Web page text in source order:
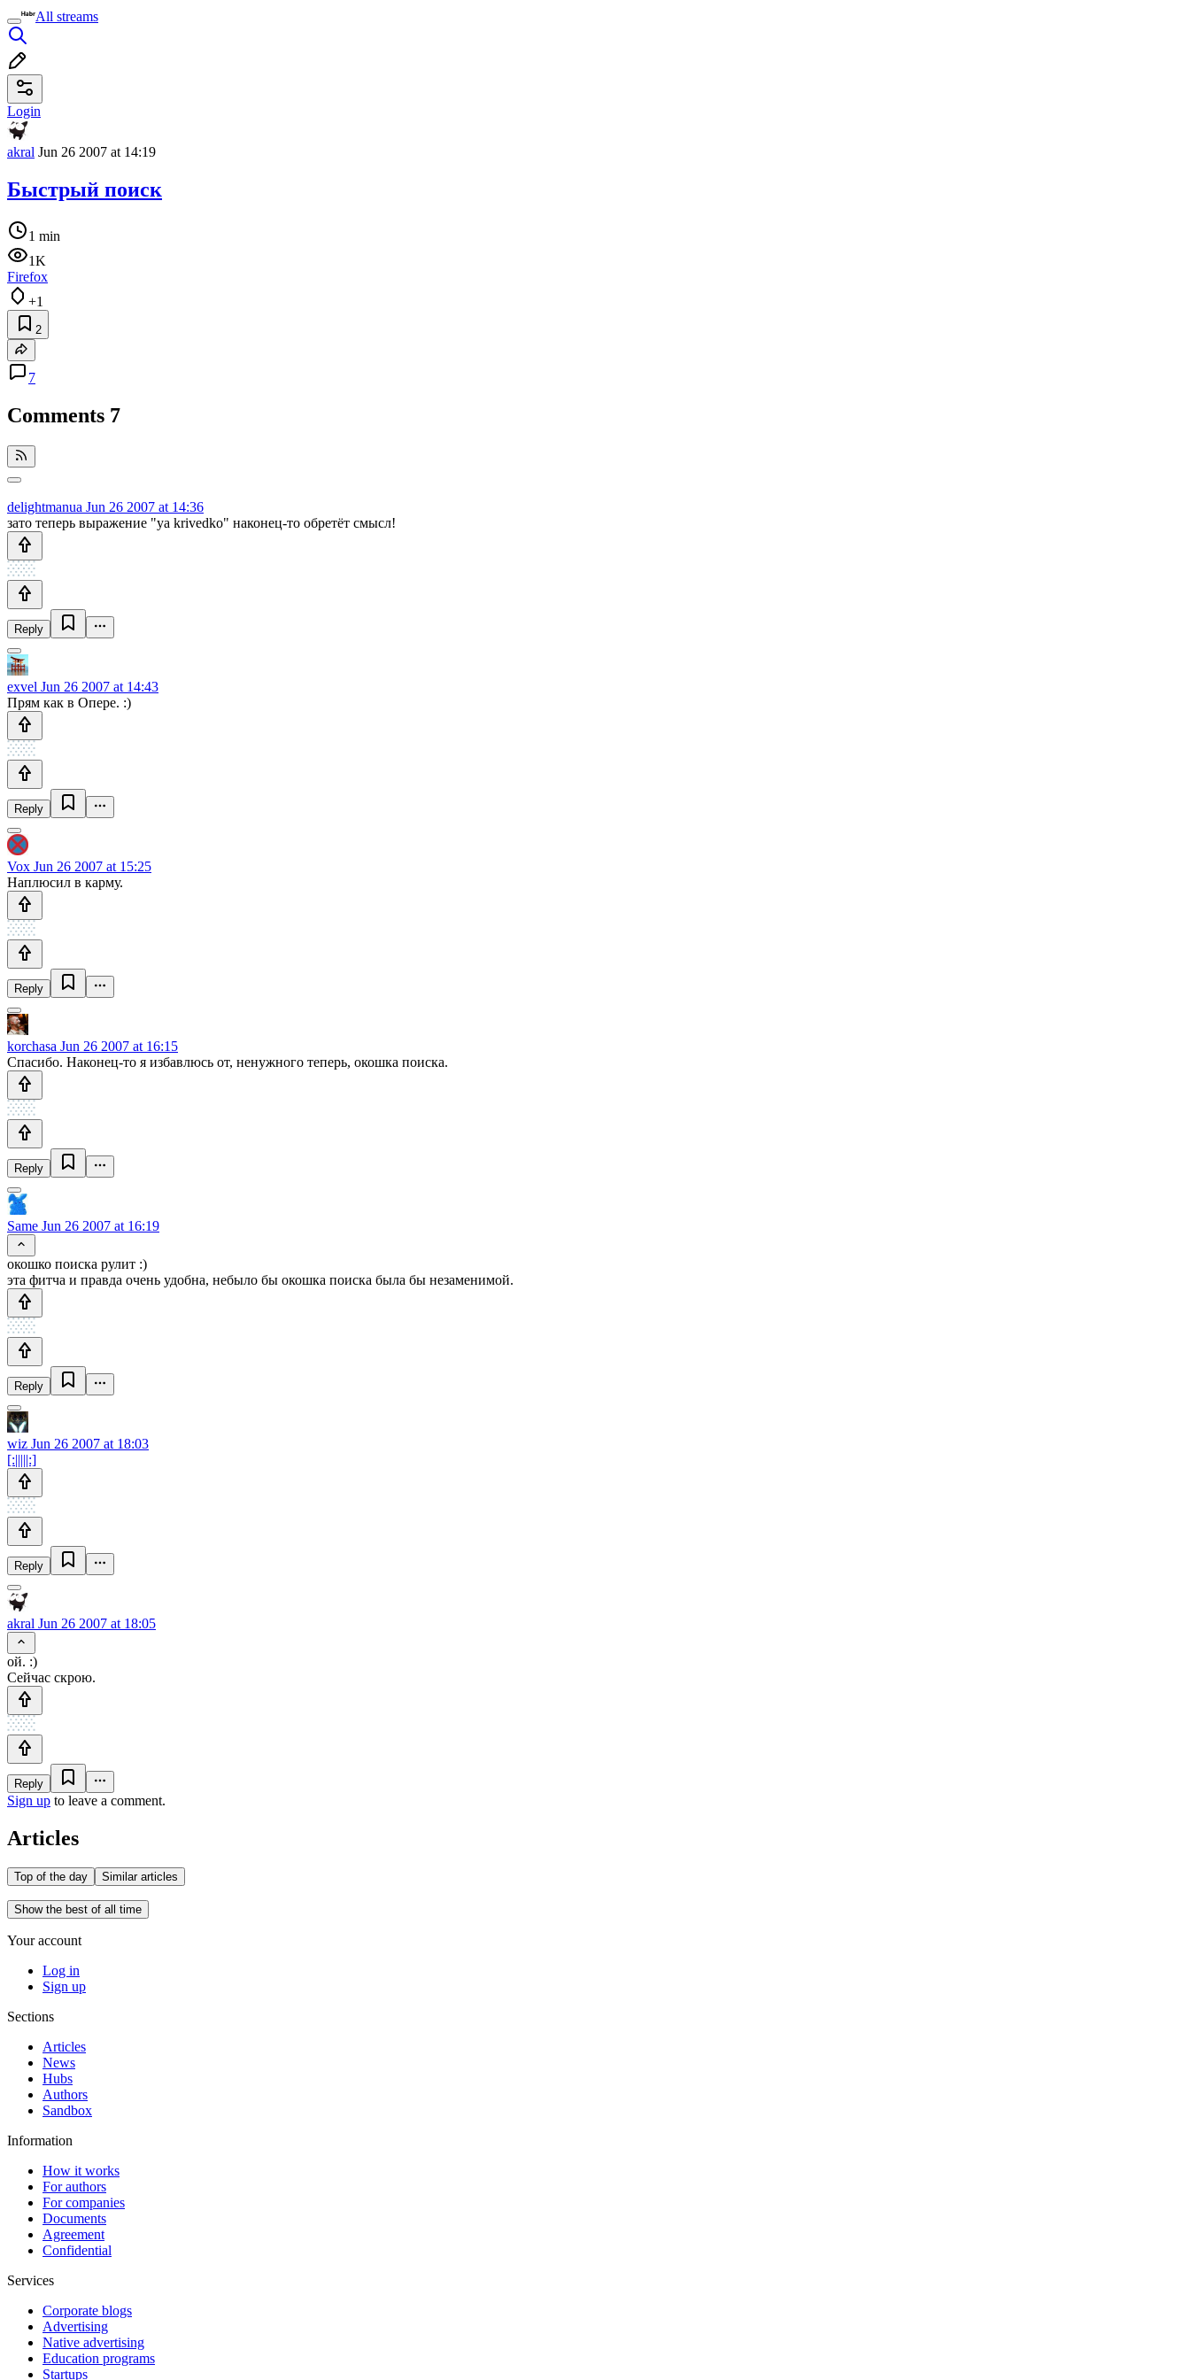
All streams
Login
akral Jun 26 2007 at 14:19
Быстрый поиск
1 min
1K
Firefox
+1
2
7
Comments 7
delightmanua Jun 26 2007 at 14:36
зато теперь выражение "ya krivedko" наконец-то обретёт смысл!
Reply
exvel Jun 26 2007 at 14:43
Прям как в Опере. :)
Reply
Vox Jun 26 2007 at 15:25
Наплюсил в карму.
Reply
korchasa Jun 26 2007 at 16:15
Спасибо. Наконец-то я избавлюсь от, ненужного теперь, окошка поиска.
Reply
Same Jun 26 2007 at 16:19
окошко поиска рулит :)
эта фитча и правда очень удобна, небыло бы окошка поиска была бы незаменимой.
Reply
wiz Jun 26 2007 at 18:03
[:|||||:]
Reply
akral Jun 26 2007 at 18:05
ой. :)
Сейчас скрою.
Reply
Sign up to leave a comment.
Articles
Top of the day Similar articles
Show the best of all time
Your account
Log in
Sign up
Sections
Articles
News
Hubs
Authors
Sandbox
Information
How it works
For authors
For companies
Documents
Agreement
Confidential
Services
Corporate blogs
Advertising
Native advertising
Education programs
Startups